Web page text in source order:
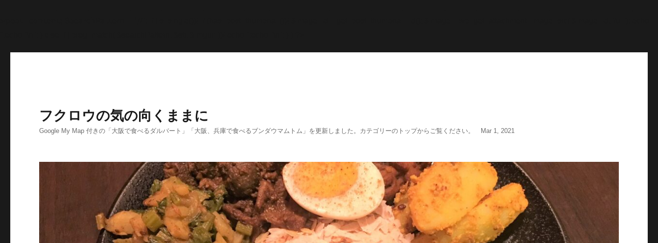
フクロウの気の向くままに
Google My Map 付きの「大阪で食べるダルバート」「大阪、兵庫で食べるブンダウマムトム」を更新しました。カテゴリーのトップからご覧ください。 Mar 1, 2021